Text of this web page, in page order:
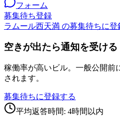
フォーム
募集待ち登録
ラムール西天満 の募集待ちに登
空きが出たら通知を受ける
稼働率が高いビル。一般公開前
されます。
募集待ちに登録する
平均返答時間: 4時間以内